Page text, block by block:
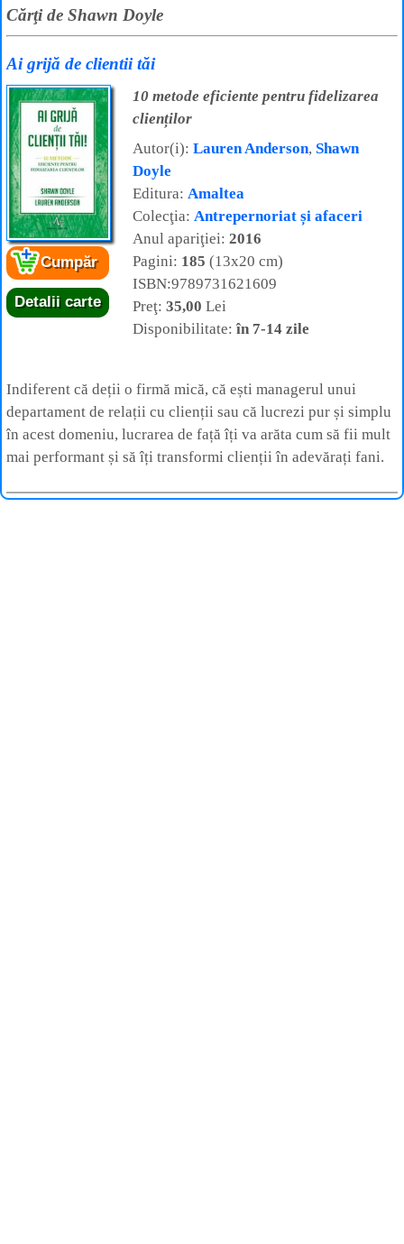
Cărţi de Shawn Doyle
Ai grijă de clientii tăi
Cumpăr
Detalii carte
10 metode eficiente pentru fidelizarea
clienților
Autor(i): Lauren Anderson, Shawn
Doyle
Editura: Amaltea
Colecţia: Antrepernoriat și afaceri
Anul apariţiei: 2016
Pagini: 185 (13x20 cm)
ISBN:9789731621609
Preţ: 35,00 Lei
Disponibilitate:în 7-14 zile
Indiferent că deții o firmă mică, că ești managerul unui
departament de relații cu clienții sau că lucrezi pur și simplu
în acest domeniu, lucrarea de față îți va arăta cum să fii mult
mai performant și să îți transformi clienții în adevărați fani.